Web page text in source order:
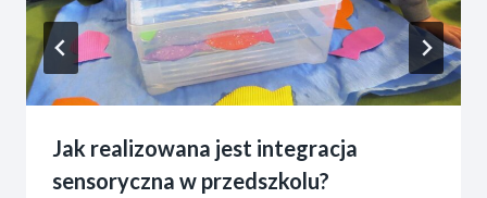
Jak realizowana jest integracja
sensoryczna w przedszkolu?